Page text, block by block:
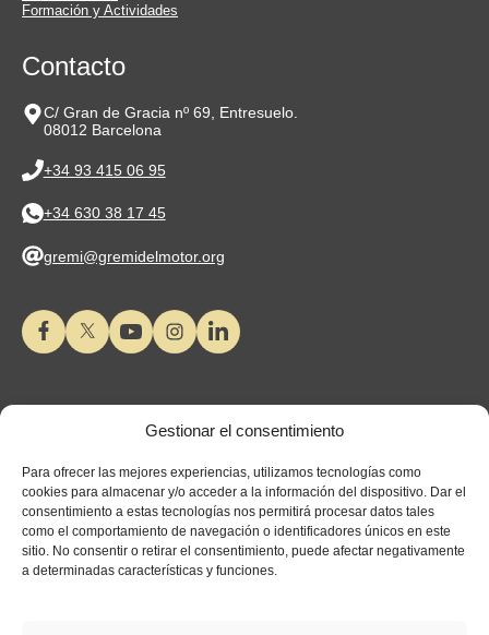
Gestionar el consentimiento
Para ofrecer las mejores experiencias, utilizamos tecnologías como
cookies para almacenar y/o acceder a la información del dispositivo. Dar el
consentimiento a estas tecnologías nos permitirá procesar datos tales
como el comportamiento de navegación o identificadores únicos en este
sitio. No consentir o retirar el consentimiento, puede afectar negativamente
a determinadas características y funciones.
Formación y Actividades
Contacto
C/ Gran de Gracia nº 69, Entresuelo.
08012 Barcelona
+34 93 415 06 95
+34 630 38 17 45
gremi@gremidelmotor.org